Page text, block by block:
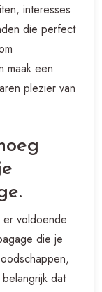
interesses
die perfect
maak een
plezier van
er voldoende
die je
dat